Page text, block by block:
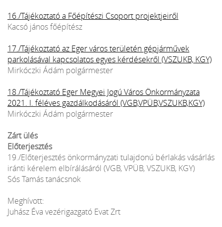
16./Tájékoztató a Főépítészi Csoport projektjeiről
Kacsó jános főépítész
17./Tájékoztató az Eger város területén gépjárművek
parkolásával kapcsolatos egyes kérdésekről (VSZUKB, KGY)
Mirkóczki Ádám polgármester
18./Tájékoztató Eger Megyei Jogú Város Önkormányzata
2021. I. féléves gazdálkodásáról (VGB,VPÜB,VSZUKB,KGY)
Mirkóczki Ádám polgármester
Zárt ülés
Előterjesztés
19./Előterjesztés önkormányzati tulajdonú bérlakás vásárlás
iránti kérelem elbírálásáról (VGB, VPÜB, VSZUKB, KGY)
Sós Tamás tanácsnok
Meghívott:
Juhász Éva vezérigazgató Evat Zrt